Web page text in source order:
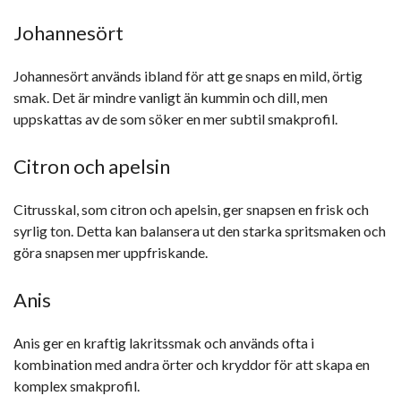
Johannesört
Johannesört används ibland för att ge snaps en mild, örtig
smak. Det är mindre vanligt än kummin och dill, men
uppskattas av de som söker en mer subtil smakprofil.
Citron och apelsin
Citrusskal, som citron och apelsin, ger snapsen en frisk och
syrlig ton. Detta kan balansera ut den starka spritsmaken och
göra snapsen mer uppfriskande.
Anis
Anis ger en kraftig lakritssmak och används ofta i
kombination med andra örter och kryddor för att skapa en
komplex smakprofil.